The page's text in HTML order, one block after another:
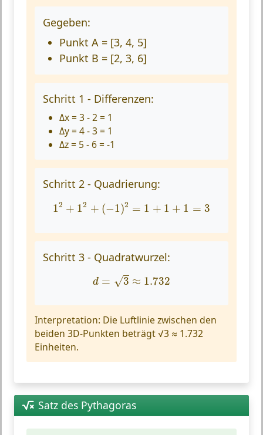
Gegeben:
Punkt A = [3, 4, 5]
Punkt B = [2, 3, 6]
Schritt 1 - Differenzen:
Δx = 3 - 2 = 1
Δy = 4 - 3 = 1
Δz = 5 - 6 = -1
Schritt 2 - Quadrierung:
12 + 12 + (−1)2 = 1 + 1 + 1 = 3
12+ 1 2+ −1 =1 + 1+ 1 =3
Schritt 3 - Quadratwurzel:
d = √3 ≈ 1.732
3≈ 1.732
Interpretation: Die Luftlinie zwischen den
beiden 3D-Punkten beträgt √3 ≈ 1.732
Einheiten.
Satz des Pythagoras